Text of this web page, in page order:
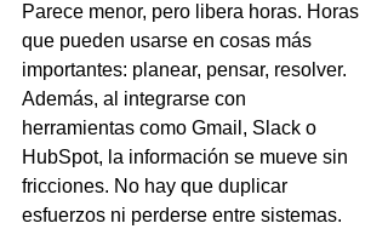
Parece menor, pero libera horas. Horas
que pueden usarse en cosas más
importantes: planear, pensar, resolver.
Además, al integrarse con
herramientas como Gmail, Slack o
HubSpot, la información se mueve sin
fricciones. No hay que duplicar
esfuerzos ni perderse entre sistemas.